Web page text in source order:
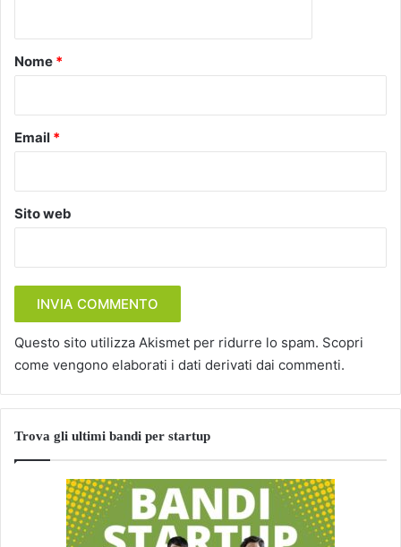
o
Nome *
Email *
Sito web
Questo sito utilizza Akismet per ridurre lo spam. Scopri
come vengono elaborati i dati derivati dai commenti.
Trova gli ultimi bandi per startup